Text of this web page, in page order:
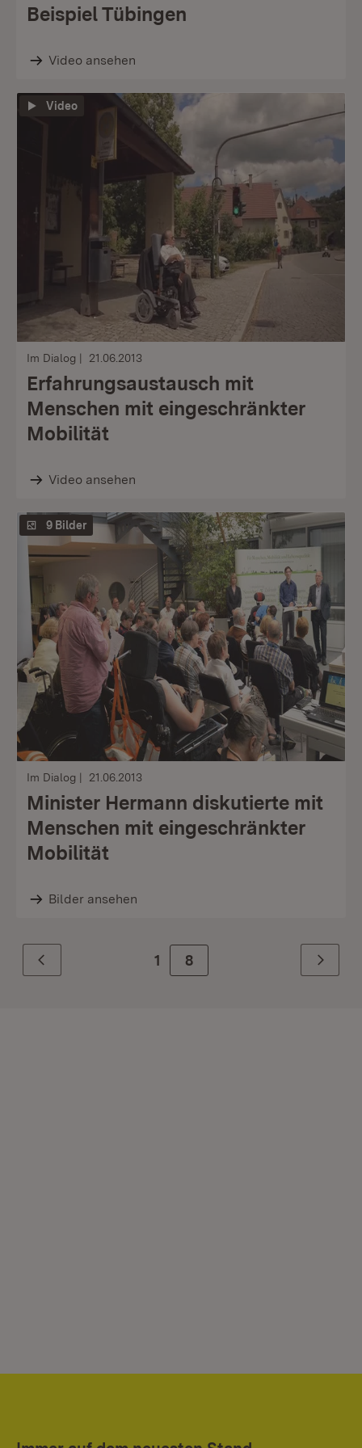
Beispiel Tübingen
Video ansehen
Video
Im Dialog 21.06.2013
Erfahrungsaustausch mit
Menschen mit eingeschränkter
Mobilität
Video ansehen
9 Bilder
Im Dialog 21.06.2013
Minister Hermann diskutierte mit
Menschen mit eingeschränkter
Mobilität
Bilder ansehen
Zurück 1 Zur Seite
8 Weiter